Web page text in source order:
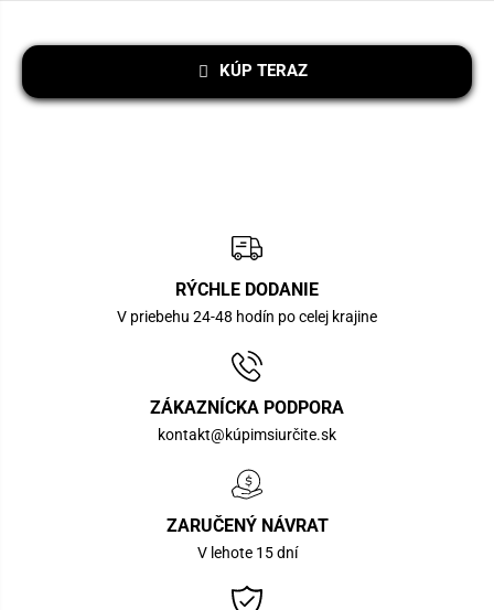
KÚP TERAZ
RÝCHLE DODANIE
V priebehu 24-48 hodín po celej krajine
ZÁKAZNÍCKA PODPORA
kontakt@kúpimsiurčite.sk
ZARUČENÝ NÁVRAT
V lehote 15 dní